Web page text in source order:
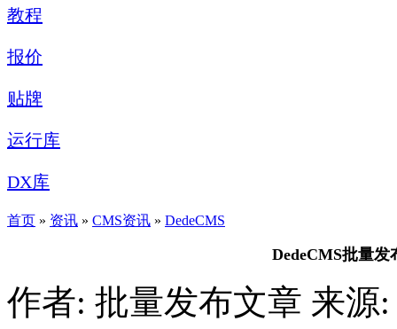
教程
报价
贴牌
运行库
DX库
首页 » 资讯 » CMS资讯 » DedeCMS
DedeCMS批量
作者: 批量发布文章 来源